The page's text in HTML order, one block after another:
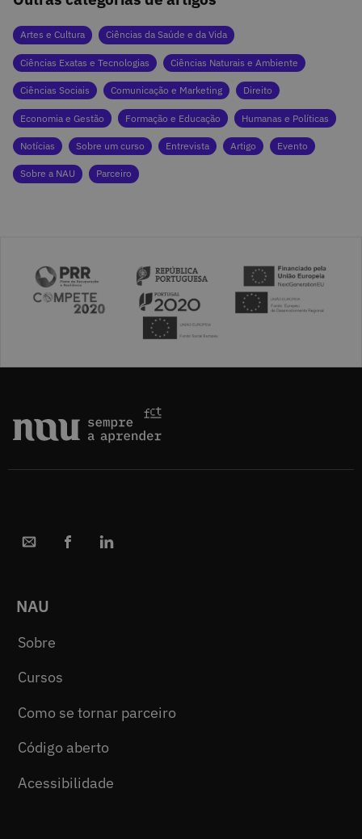
Artes e Cultura Ciências da Saúde e da Vida
Ciências Exatas e Tecnologias Ciências Naturais e Ambiente
Ciências Sociais Comunicação e Marketing Direito
Economia e Gestão Formação e Educação Humanas e Políticas
Notícias Sobre um curso Entrevista Artigo Evento
Sobre a NAU Parceiro
NAU
Sobre
Cursos
Como se tornar parceiro
Código aberto
Acessibilidade